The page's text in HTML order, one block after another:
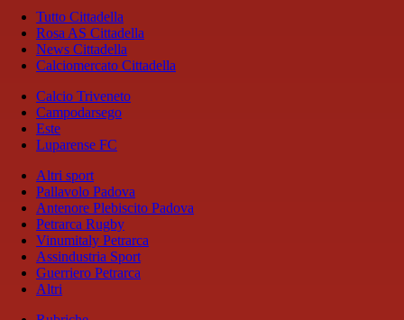
Tutto Cittadella
Rosa AS Cittadella
News Cittadella
Calciomercato Cittadella
Calcio Triveneto
Campodarsego
Este
Luparense FC
Altri sport
Pallavolo Padova
Antenore Plebiscito Padova
Petrarca Rugby
Vinumitaly Petrarca
Assindustria Sport
Guerriero Petrarca
Altri